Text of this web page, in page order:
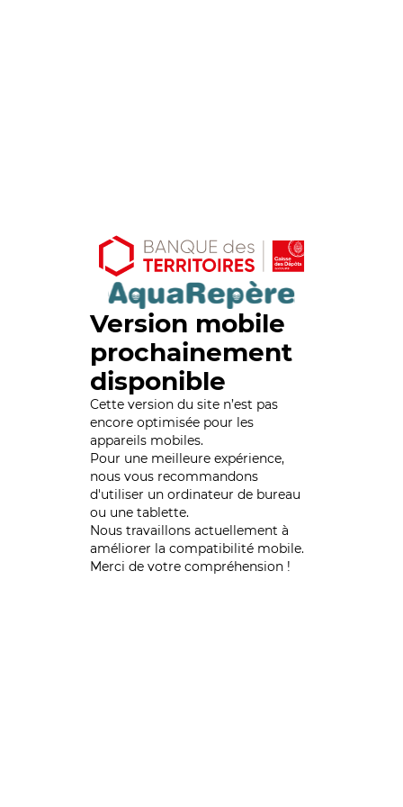
Version mobile
prochainement
disponible
Cette version du site n’est pas
encore optimisée pour les
appareils mobiles.
Pour une meilleure expérience,
nous vous recommandons
d'utiliser un ordinateur de bureau
ou une tablette.
Nous travaillons actuellement à
améliorer la compatibilité mobile.
Merci de votre compréhension !